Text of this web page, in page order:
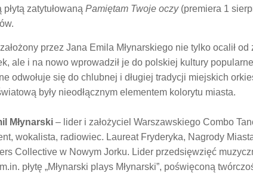
płytą zatytułowaną Pamiętam Twoje oczy(premiera 1
przez Jana Emila Młynarskiego nie tylko ocalił
ale i na nowo wprowadził je do polskiej kultury
odwołuje się do chlubnej i długiej tradycji miejskich
były nieodłącznym elementem kolorytu miasta.
Młynarski– lider i założyciel Warszawskiego Combo
wokalista, radiowiec. Laureat Fryderyka, Nagrody
Collective w Nowym Jorku. Lider przedsięwzięć
płytę „Młynarski plays Młynarski”, poświęconą